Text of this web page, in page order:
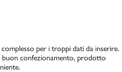
per i troppi dati da inserire.
buon confezionamento, prodotto